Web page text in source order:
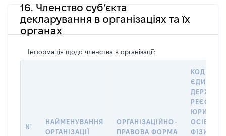
16. Членство суб’єкта
декларування в організаціях та їх
органах
Інформація щодо членства в організації:
№
НАЙМЕНУВАННЯ
ОРГАНІЗАЦІЇ
ОРГАНІЗАЦІЙНО-
ПРАВОВА ФОРМА
КОД В
РЕЄСТРІ
ОСІБ,